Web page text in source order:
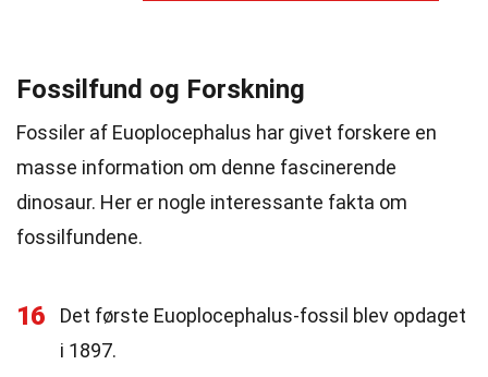
Fossilfund og Forskning
Fossiler af Euoplocephalus har givet forskere en
masse information om denne fascinerende
dinosaur. Her er nogle interessante fakta om
fossilfundene.
16
Det første Euoplocephalus-fossil blev opdaget
i 1897.